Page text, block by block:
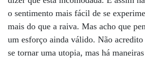
o sentimento mais fácil de se
mais do que a raiva. Mas acho que
um esforço ainda válido. Não
se tornar uma utopia, mas há